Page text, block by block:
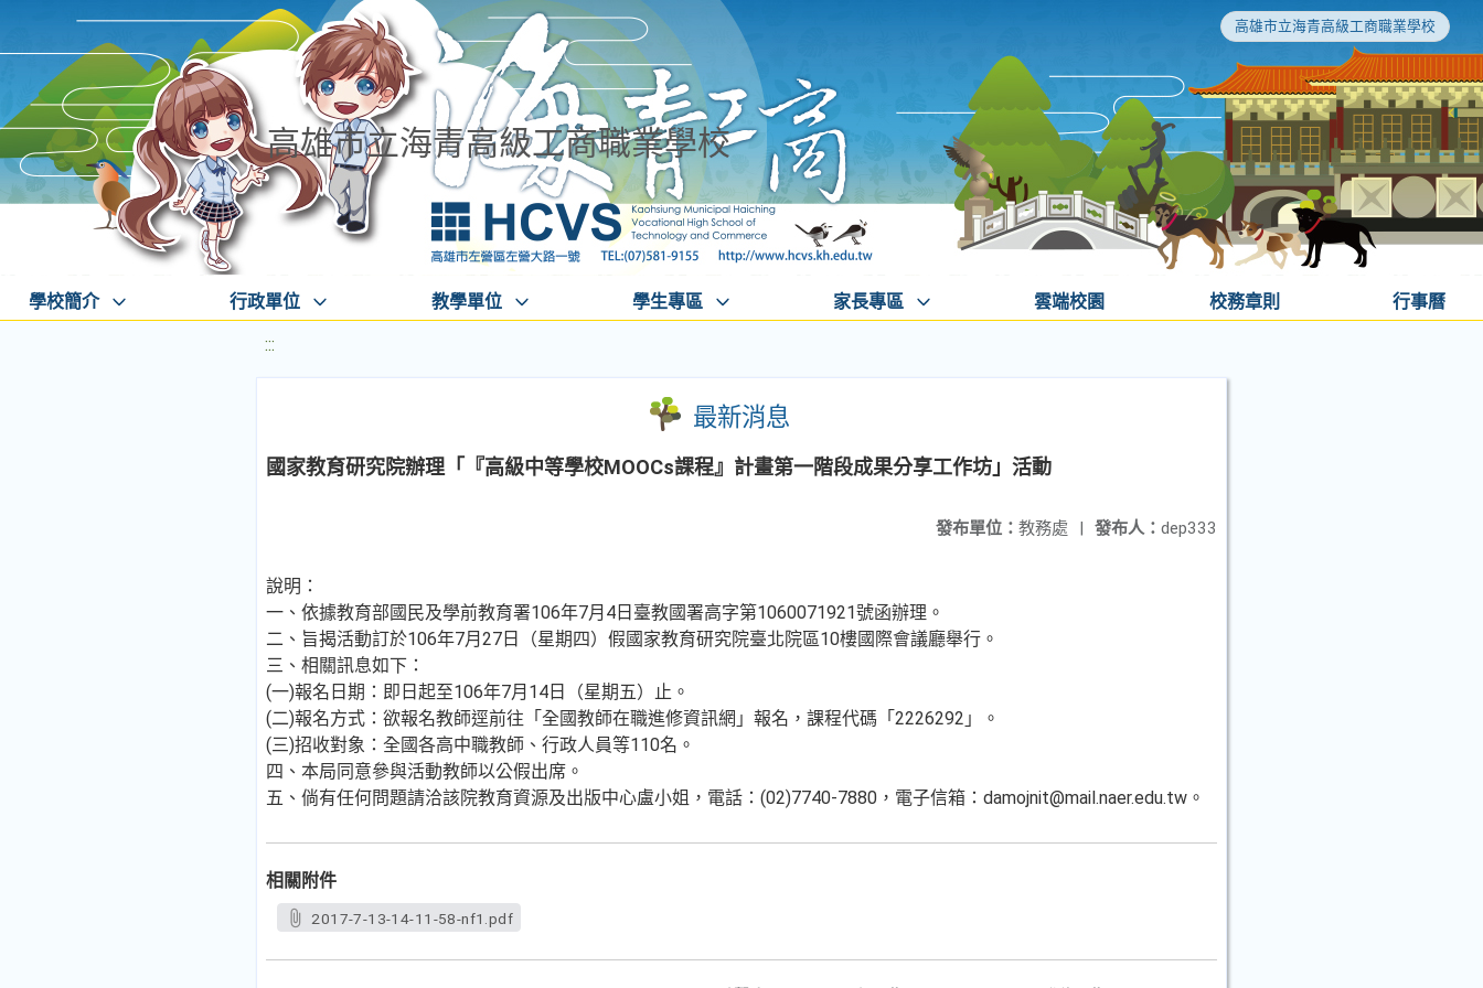
高雄市立海青高級工商職業學校
高雄市立海青高級工商職業學校
學校簡介 行政單位 教學單位 學生專區 家長專區 雲端校園 校務章則 行事曆
:::
最新消息
國家教育研究院辦理「『高級中等學校MOOCs課程』計畫第一階段成果分享工作坊」活動
發布人： dep333
發布單位： 教務處 |
說明：
一、依據教育部國民及學前教育署106年7月4日臺教國署高字第1060071921號函辦理。
二、旨揭活動訂於106年7月27日（星期四）假國家教育研究院臺北院區10樓國際會議廳舉行。
三、相關訊息如下：
(一)報名日期：即日起至106年7月14日（星期五）止。
(二)報名方式：欲報名教師逕前往「全國教師在職進修資訊網」報名，課程代碼「2226292」。
(三)招收對象：全國各高中職教師、行政人員等110名。
四、本局同意參與活動教師以公假出席。
五、倘有任何問題請洽該院教育資源及出版中心盧小姐，電話：(02)7740-7880，電子信箱：damojnit@mail.naer.edu.tw。
相關附件
2017-7-13-14-11-58-nf1.pdf